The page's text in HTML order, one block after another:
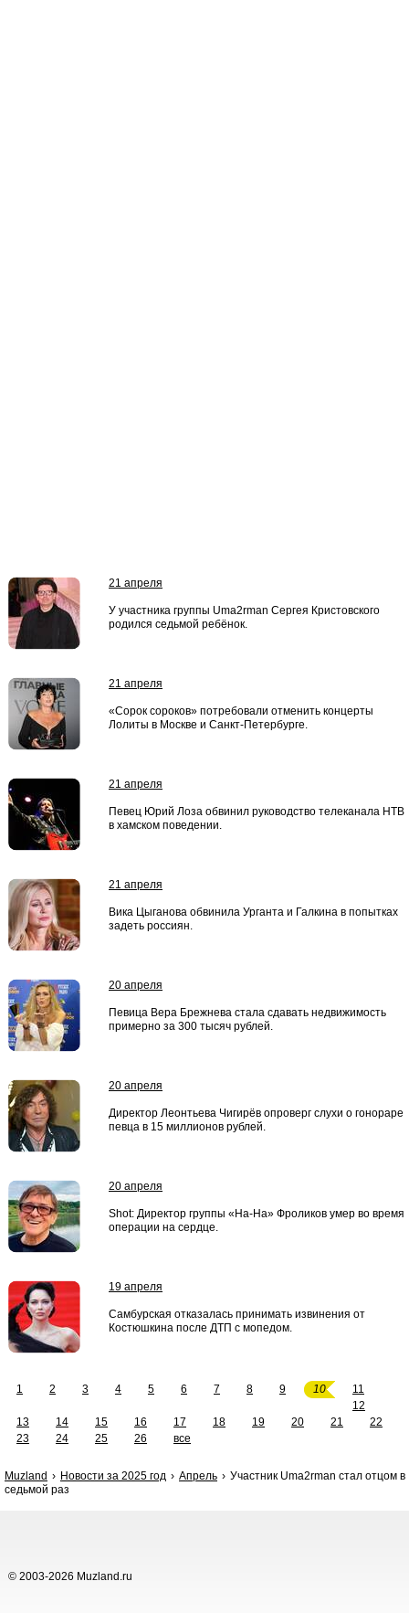
21 апреля
У участника группы Uma2rman Сергея Кристовского
родился седьмой ребёнок.
21 апреля
«Сорок сороков» потребовали отменить концерты
Лолиты в Москве и Санкт-Петербурге.
21 апреля
Певец Юрий Лоза обвинил руководство телеканала НТВ
в хамском поведении.
21 апреля
Вика Цыганова обвинила Урганта и Галкина в попытках
задеть россиян.
20 апреля
Певица Вера Брежнева стала сдавать недвижимость
примерно за 300 тысяч рублей.
20 апреля
Директор Леонтьева Чигирёв опроверг слухи о гонораре
певца в 15 миллионов рублей.
20 апреля
Shot: Директор группы «На-На» Фроликов умер во время
операции на сердце.
19 апреля
Самбурская отказалась принимать извинения от
Костюшкина после ДТП с мопедом.
1 2 3 4 5 6 7 8 9 10
11
12
13
14 15 16 17 18 19 20 21
22
23
24 25 26 все
Muzland Новости за 2025 год Апрель
Участник Uma2rman стал отцом в
седьмой раз
© 2003-2026 Muzland.ru